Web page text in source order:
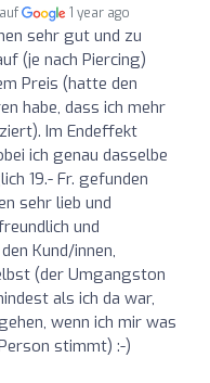
1 year ago
sehr gut und zu
(je nach Piercing)
Preis (hatte den
habe, dass ich mehr
Im Endeffekt
ich genau dasselbe
19.- Fr. gefunden
sehr lieb und
und
Kund/innen,
(der Umgangston
als ich da war,
wenn ich mir was
stimmt) :-)